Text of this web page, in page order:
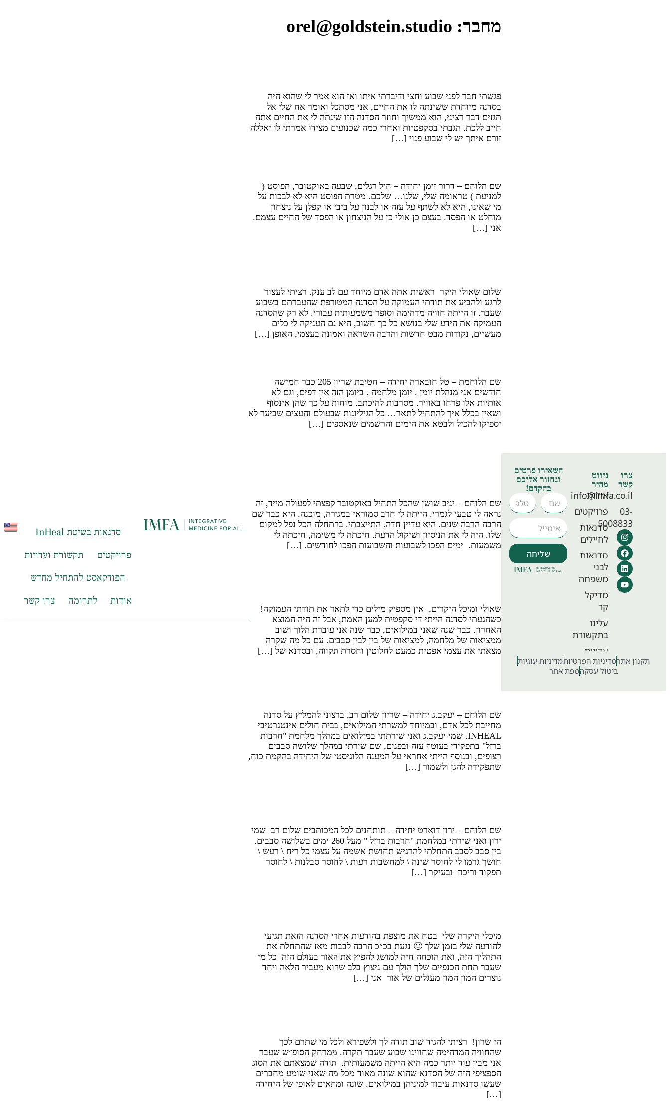
סדנאות בשיטת InHeal
פרויקטים
תקשורת ועדויות
הפודקאסט להתחיל מחדש
אודות
לתרומה צרו קשר
מחבר: orel@goldstein.studio
פגשתי חבר לפני שבוע וחצי ודיברתי איתו ואז הוא אמר לי שהוא היה
בסדנה מיוחדת ששינתה לו את החיים, אני מסתכל ואומר אח שלי אל
תגזים דבר רציני, הוא ממשיך וחוזר הסדנה הזו שינתה לי את החיים אתה
חייב ללכת. הגבתי בסקפטיות ואחרי כמה שכנועים מצידו אמרתי לו יאללה
זורם איתך יש לי שבוע פנוי […]
שם הלוחם – דרור זימן יחידה – חיל רגלים, שבעה באוקטובר, הפוסט (
למניעת ) טראומה שלי, שלנו… שלכם. מטרת הפוסט היא לא לבכות על
מי שאינו, היא לא לשתף על עזה או לבנון על ביבי או קפלן על ניצחון
מוחלט או הפסד. בעצם כן אולי כן על הניצחון או הפסד של החיים עצמם.
אני […]
שלום שאולי היקר ראשית אתה אדם מיוחד עם לב ענק. רציתי לעצור
לרגע ולהביע את תודתי העמוקה על הסדנה המטורפת שהעברתם בשבוע
שעבר. זו הייתה חוויה מדהימה וסופר משמעותית עבורי. לא רק שהסדנה
העמיקה את הידע שלי בנושא כל כך חשוב, היא גם העניקה לי כלים
מעשיים, נקודות מבט חדשות והרבה השראה ואמונה בעצמי, האופן […]
שם הלוחמת – טל חובארה יחידה – חטיבת שריון 205 כבר חמישה
חודשים אני מנהלת יומן . יומן מלחמה . ביומן הזה אין דפים, וגם לא
אותיות אלו פרחו באוויר. מסרבות להיכתב. מוחות על כך שהן אינסוף
ושאין בכלל איך להתחיל לתאר… כל הגיליונות שבעולם והעצים שביער לא
יספיקו להכיל ולבטא את הימים והרשמים שנאספים […]
שם הלוחם – יניב שושן שהכל התחיל באוקטובר קפצתי לפעולה מייד, זה
נראה לי טבעי לגמרי. הייתה לי חרב סמוראי במגירה, מוכנה. היא כבר שם
הרבה הרבה שנים. היא עדיין חדה. התייצבתי. בהתחלה הכל נפל למקום
שלו. היה לי את הניסיון ושיקול הדעת. חיכתה לי משימה, חיכתה לי
משמעות. ימים הפכו לשבועות והשבועות הפכו לחודשים. […]
שאולי ומיכל היקרים, אין מספיק מילים כדי לתאר את תודתי העמוקה!
כשהגעתי לסדנה הייתי די סקפטית למען האמת, אבל זה היה המוצא
האחרון. כבר שנה שאני במילואים, כבר שנה אני עוברת הלוך ושוב
ממציאות של מלחמה, למציאות של בין לבין סבבים. עם כל מה שקרה
מצאתי את עצמי אפטית כמעט לחלוטין וחסרת תקווה, ובסדנא של […]
שם הלוחם – יעקב.ג יחידה – שריון שלום רב, ברצוני להמליץ על סדנה
מחייבת לכל אדם, ובמיוחד למשרתי המילואים, בבית חולים אינטגרטיבי
INHEAL. שמי יעקב.ג ואני שירתתי במילואים במהלך מלחמת "חרבות
ברזל" בתפקידי בעוטף עזה ובפנים, שם שירתי במהלך שלושה סבבים
רצופים, ובנוסף הייתי אחראי על המענה הלוגיסטי של היחידה בהקמת כוח,
שתפקידה להגן ולשמור […]
שם הלוחם – ירון דוארט יחידה – תותחנים לכל המכותבים שלום רב שמי
ירון ואני שירתי במלחמת "חרבות ברזל " מעל 260 ימים בשלושה סבבים.
בין סבב לסבב התחלתי להרגיש תחושת אשמה על עצמי כל ריח \ רעש \
חושך גרמו לי לחוסר שינה \ למחשבות רעות \ לחוסר סבלנות \ לחוסר
תפקוד וריכוז ובעיקר […]
מיכלי היקרה שלי בטח את מוצפת בהודעות אחרי הסדנה הזאת תגיעי
להודעה שלי בזמן שלך 🙂 נגעת בכ״כ הרבה לבבות מאז שהתחלת את
התהליך הזה, ואת הוכחה חיה למושג להפיץ את האור בעולם הזה כל מי
שעבר תחת הכנפיים שלך הולך עם ניצוץ בלב שהוא מעביר הלאה ויחד
נוצרים המון המון מעגלים של אור אני […]
הי שרון! רציתי להגיד שוב תודה לך ולשפירא ולכל מי שתרם לכך
שהחוויה המדהימה שחווינו שבוע שעבר תקרה. ממרחק הסופ״ש שעבר
אני מבין עוד יותר כמה היא הייתה משמעותית. תודה שמצאתם את הסוג
הספציפי הזה של הסדנא שהוא שונה מאוד מכל מה שאני שומע מחברים
שעשו סדנאות עיבוד למיניהן במילואים. שונה ומתאים לאופי של היחידה
[…]
השאירו פרטים
ונחזור אליכם
בהקדם!
שליחה
ניווט
מהיר
אודות
פרויקטים
סדנאות
לחיילים
סדנאות
לבני
משפחה
מדיקל
קר
עלינו
בתקשורת
עדויות
לתרומה
צרו
קשר
info@imfa.co.il
03-
5008833
תקנון אתרמדיניות הפרטיותמדיניות עוגיות
ביטול עסקהמפת אתר